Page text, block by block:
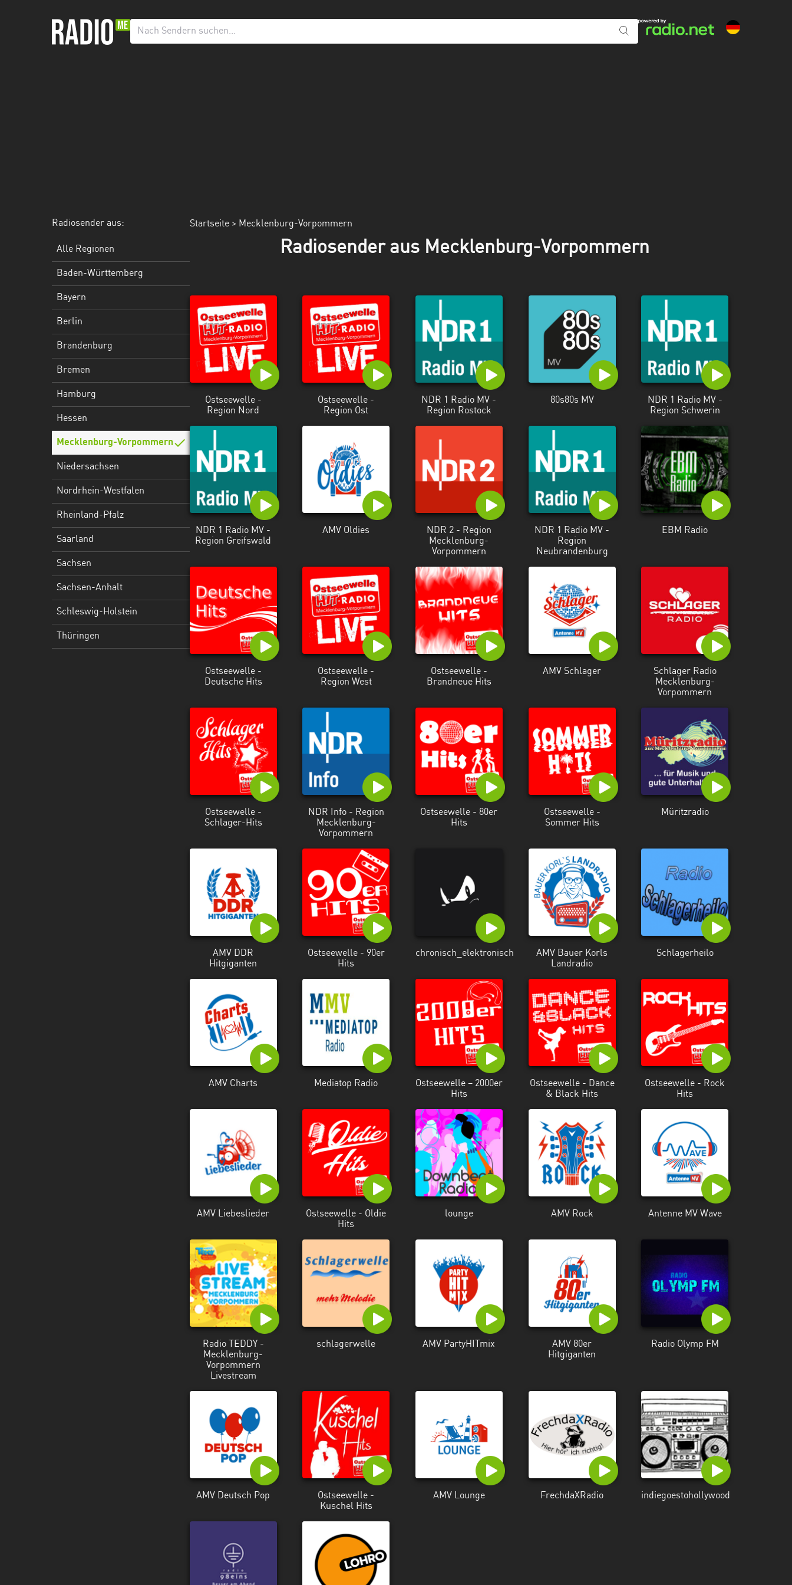
Hamburg
Mecklenburg-
Vorpommern
Niedersachsen
Nordrhein-
Westfalen
Rheinland-
Sachsen-
Thüringen
Radiosender aus:
Alle Regionen
Baden-Württemberg
Bayern
Berlin
Brandenburg
Bremen
Hamburg
Hessen
Mecklenburg-Vorpommern
Niedersachsen
Nordrhein-Westfalen
Rheinland-Pfalz
Saarland
Sachsen
Sachsen-Anhalt
Schleswig-Holstein
Thüringen
Startseite> Mecklenburg-Vorpommern
Radiosender aus Mecklenburg-Vorpommern
Ostseewelle -
Region Nord
Ostseewelle -
Region Ost
NDR 1 Radio MV -
Region Rostock
80s80s MV
NDR 1 Radio MV -
Region Schwerin
NDR 1 Radio MV -
Region Greifswald
AMV Oldies
NDR 2 - Region
Mecklenburg-
Vorpommern
NDR 1 Radio MV -
Region
Neubrandenburg
EBM Radio
Ostseewelle -
Deutsche Hits
Ostseewelle -
Region West
Ostseewelle -
Brandneue Hits
AMV Schlager
Schlager Radio
Mecklenburg-
Vorpommern
Ostseewelle -
Schlager-Hits
NDR Info - Region
Mecklenburg-
Vorpommern
Ostseewelle - 80er
Hits
Ostseewelle -
Sommer Hits
Müritzradio
AMV DDR
Hitgiganten
Ostseewelle - 90er
Hits
chronisch_elektronisch
AMV Bauer Korls
Landradio
Schlagerheilo
AMV Charts Mediatop Radio
Ostseewelle – 2000er
Hits
Ostseewelle - Dance
& Black Hits
Ostseewelle - Rock
Hits
AMV Liebeslieder
Ostseewelle - Oldie
Hits
lounge AMV Rock Antenne MV Wave
Radio TEDDY -
Mecklenburg-
Vorpommern
Livestream
schlagerwelle AMV PartyHITmix
AMV 80er
Hitgiganten
Radio Olymp FM
AMV Deutsch Pop
Ostseewelle -
Kuschel Hits
AMV Lounge FrechdaXRadio indiegoestohollywood